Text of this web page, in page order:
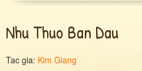
Nhu Thuo Ban Dau
Tac gia: Kim Giang